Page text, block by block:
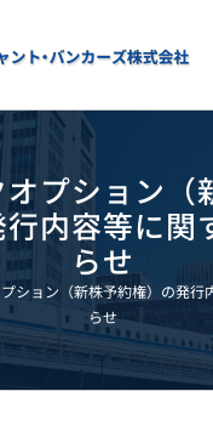
プション（
内容等に関
らせ
ション（新株予約権）の発行
らせ